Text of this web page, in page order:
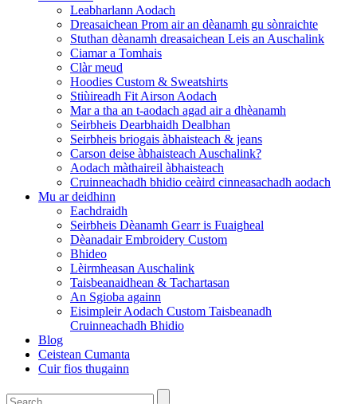
Leabharlann Aodach
Dreasaichean Prom air an dèanamh gu sònraichte
Stuthan dèanamh dreasaichean Leis an Auschalink
Ciamar a Tomhais
Clàr meud
Hoodies Custom & Sweatshirts
Stiùireadh Fit Airson Aodach
Mar a tha an t-aodach agad air a dhèanamh
Seirbheis Dearbhaidh Dealbhan
Seirbheis briogais àbhaisteach & jeans
Carson deise àbhaisteach Auschalink?
Aodach màthaireil àbhaisteach
Cruinneachadh bhidio ceàird cinneasachadh aodach
Mu ar deidhinn
Eachdraidh
Seirbheis Dèanamh Gearr is Fuaigheal
Dèanadair Embroidery Custom
Bhideo
Lèirmheasan Auschalink
Taisbeanaidhean & Tachartasan
An Sgioba againn
Eisimpleir Aodach Custom Taisbeanadh
Cruinneachadh Bhidio
Blog
Ceistean Cumanta
Cuir fios thugainn